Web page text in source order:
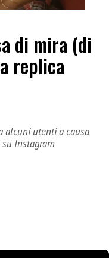
di mira (di
replica
alcuni utenti a causa
Instagram